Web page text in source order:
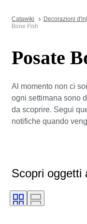
Catawiki Decorazioni
Bone Fish
Posate
Al momento non ci
ogni settimana sono
da scoprire. Segui
notifiche quando
Scopri oggetti